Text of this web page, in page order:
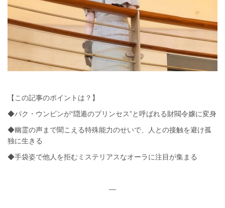
【この記事のポイントは？】
◆パク・ウンビンが“隠遁のプリンセス”と呼ばれる財閥令嬢に変身
◆幽霊の声まで聞こえる特殊能力のせいで、人との接触を避け孤
独に生きる
◆手袋姿で他人を拒むミステリアスなオーラに注目が集まる
—